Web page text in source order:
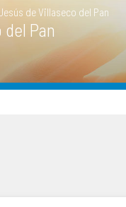
de Villaseco del Pan
Pan